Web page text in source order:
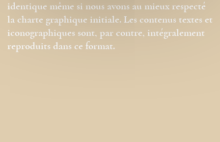
identique même si nous avons au mieux respecté
la charte graphique initiale. Les contenus textes et
iconographiques sont, par contre, intégralement
reproduits dans ce format.